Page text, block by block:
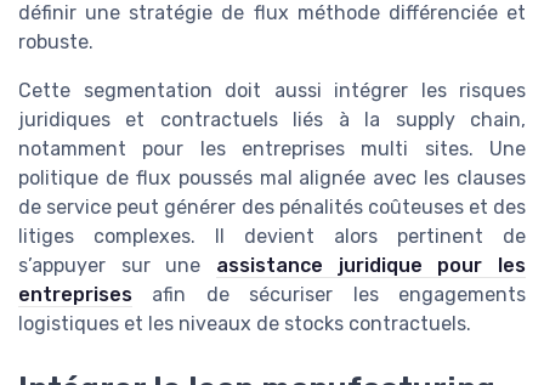
définir une stratégie de flux méthode différenciée et
robuste.
Cette segmentation doit aussi intégrer les risques
juridiques et contractuels liés à la supply chain,
notamment pour les entreprises multi sites. Une
politique de flux poussés mal alignée avec les clauses
de service peut générer des pénalités coûteuses et des
litiges complexes. Il devient alors pertinent de
s’appuyer sur une assistance juridique pour les
entreprises afin de sécuriser les engagements
logistiques et les niveaux de stocks contractuels.